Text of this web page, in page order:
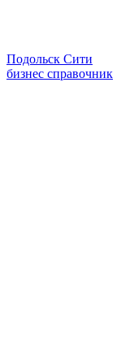
Подольск Сити
бизнес справочник